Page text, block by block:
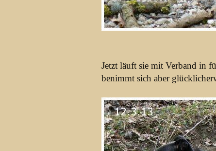
Jetzt läuft sie mit Verband in
benimmt sich aber